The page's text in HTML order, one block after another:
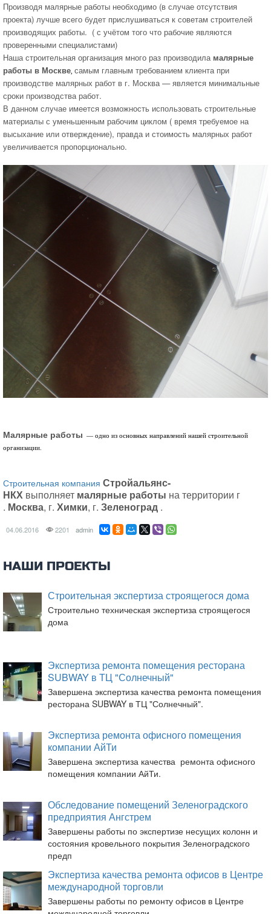
Производя малярные работы необходимо (в случае отсутствия
проекта) лучше всего будет прислушиваться к советам строителей
производящих работы. ( с учётом того что рабочие являются
проверенными специалистами)
Наша строительная организация много раз производила малярные
работы в Москве самым главным требованием клиента при
производстве малярных работ в г. Москва — является минимальные
сроки производства работ.
В данном случае имеется возможность использовать строительные
материалы с уменьшенным рабочим циклом ( время требуемое на
высыхание или отверждение), правда и стоимость малярных работ
увеличивается пропорционально.
Малярные работы — одно из основных направлений нашей строительной
организации.
Строительная компания Стройальянс-
НКХ выполняет малярные работы на территории г
. Москва, г. Химки, г. Зеленоград .
04.06.2016 2201 admin
НАШИ ПРОЕКТЫ
Строительная экспертиза строящегося дома
Строительно техническая экспертиза строящегося
дома
Экспертиза ремонта помещения ресторана
SUBWAY в ТЦ "Солнечный"
Завершена экспертиза качества ремонта помещения
ресторана SUBWAY в ТЦ "Солнечный".
Экспертиза ремонта офисного помещения
компании АйТи
Завершена экспертиза качества ремонта офисного
помещения компании АйТи.
Обследование помещений Зеленоградского
предприятия Ангстрем
Завершены работы по экспертизе несущих колонн и
состояния кровельного покрытия Зеленоградского
предп
Экспертиза качества ремонта офисов в Центре
международной торговли
Завершены работы по ремонту офисов в Центре